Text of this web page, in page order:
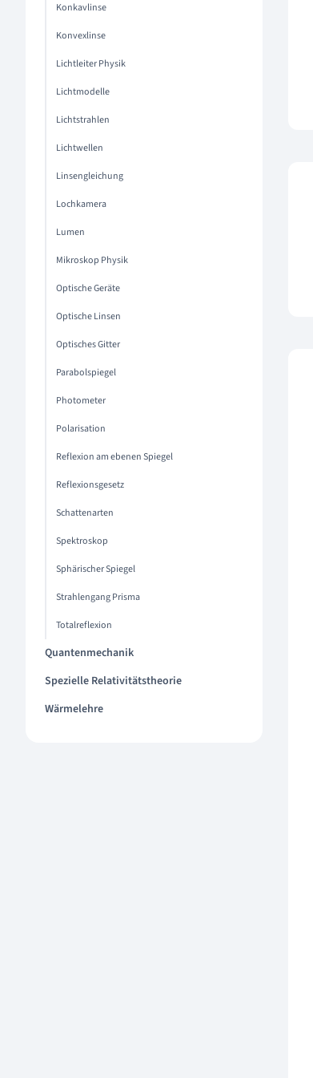
Konkavlinse
Konvexlinse
Lichtleiter Physik
Lichtmodelle
Lichtstrahlen
Lichtwellen
Linsengleichung
Lochkamera
Lumen
Mikroskop Physik
Optische Geräte
Optische Linsen
Optisches Gitter
Parabolspiegel
Photometer
Polarisation
Reflexion am ebenen Spiegel
Reflexionsgesetz
Schattenarten
Spektroskop
Sphärischer Spiegel
Strahlengang Prisma
Totalreflexion
Quantenmechanik
Spezielle Relativitätstheorie
Wärmelehre